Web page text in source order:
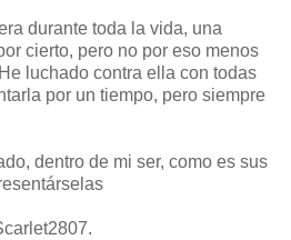
durante toda la vida, una
cierto, pero no por eso menos
luchado contra ella con todas
por un tiempo, pero siempre
dentro de mi ser, como es sus